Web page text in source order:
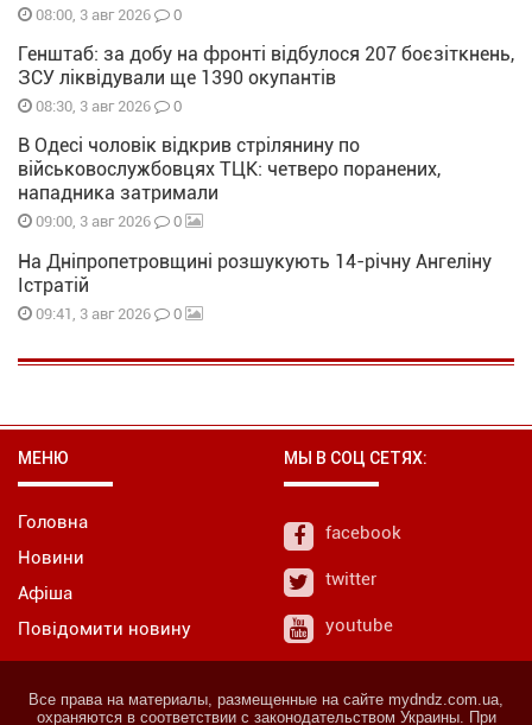
08:00, 3 авг 2026 0
Генштаб: за добу на фронті відбулося 207 боєзіткнень,
ЗСУ ліквідували ще 1390 окупантів
08:30, 3 авг 2026 0
В Одесі чоловік відкрив стрілянину по
військовослужбовцях ТЦК: четверо поранених,
нападника затримали
09:00, 3 авг 2026 0
На Дніпропетровщині розшукують 14-річну Ангеліну
Істратій
09:41, 3 авг 2026 0
МЕНЮ
Головна
Новини
Афіша
Повідомити новину
МЫ В СОЦ СЕТЯХ:
facebook
twitter
youtube
Все права на материалы, размещенные на сайте mydndz.com.ua,
охраняются в соответствии с законодательством Украины. При